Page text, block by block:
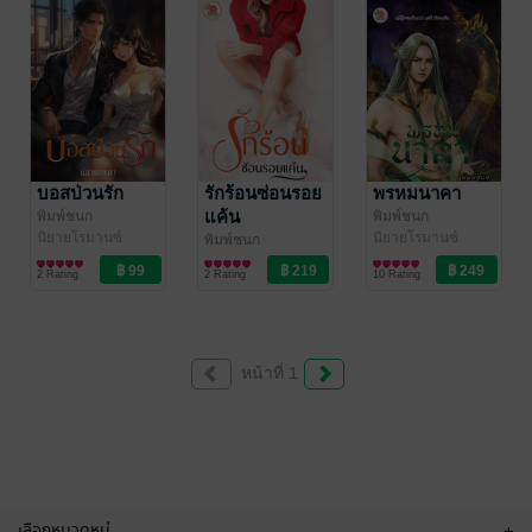
บอสป่วนรัก
พิมพ์ชนก
นิยายโรมานซ์
2 Rating
รักร้อนซ่อนรอย
แค้น
พิมพ์ชนก
นิยายโรมานซ์
2 Rating
พรหมนาคา
พิมพ์ชนก
นิยายโรมานซ์
10 Rating
หน้าที่ 1